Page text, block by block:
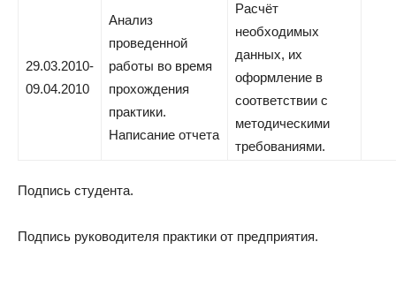
29.03.2010-
09.04.2010
Анализ
проведенной
работы во время
прохождения
практики.
Написание отчета
Расчёт
необходимых
данных, их
оформление в
соответствии с
методическими
требованиями.
Подпись студента.
Подпись руководителя практики от предприятия.